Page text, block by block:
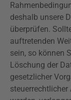
deshalb unsere
überprüfen.
auftretenden
sein, so können
Löschung der
gesetzlicher